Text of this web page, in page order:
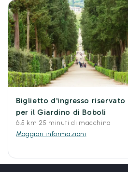
Biglietto d'ingresso riservato
per il Giardino di Boboli
6.5 km 25 minuti di macchina
Maggiori informazioni